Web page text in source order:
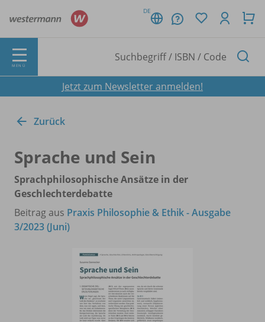
DE
MENÜ
Jetzt zum Newsletter anmelden!
Zurück
Sprache und Sein
Sprachphilosophische Ansätze in der
Geschlechterdebatte
Beitrag aus Praxis Philosophie & Ethik - Ausgabe
3/2023 (Juni)